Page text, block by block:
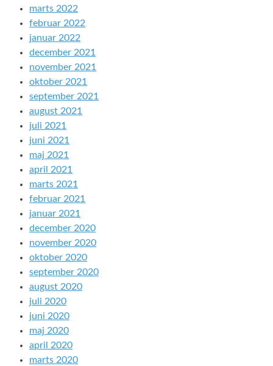
marts 2022
februar 2022
januar 2022
december 2021
november 2021
oktober 2021
september 2021
august 2021
juli 2021
juni 2021
maj 2021
april 2021
marts 2021
februar 2021
januar 2021
december 2020
november 2020
oktober 2020
september 2020
august 2020
juli 2020
juni 2020
maj 2020
april 2020
marts 2020